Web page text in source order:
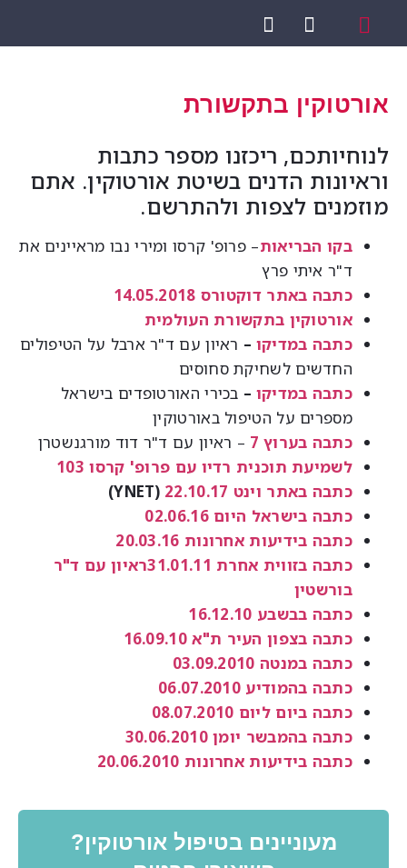
בתקשורת
ריכזנו מספר כתבות
הדנים בשיטת אורטוקין. אתם
לצפות ולהתרשם.
בקו הבריאות– פרופ' קרסו ומירי נבו מראיינים את
ד"ר איתי פרץ
כתבה באתר דוקטורס 14.05.2018
אורטוקין בתקשורת העולמית
כתבה במדיקו–ראיון עם ד"ר ארבל על הטיפולים
החדשים לשחיקת סחוסים
כתבה במדיקו–בכירי האורטופדים בישראל
מספרים על הטיפול באורטוקין
כתבה בערוץ 7
– ראיון עם ד"ר דוד מורגנשטרן
לשמיעת תוכנית רדיו עם פרופ' קרסו 103
כתבה באתר וינט 22.10.17
(YNET)
כתבה בישראל היום 02.06.16
כתבה בידיעות אחרונות 20.03.16
כתבה בזווית אחרת 31.01.11
ראיון עם ד"ר
בורשטין
כתבה בבשבע 16.12.10
כתבה בצפון העיר ת"א 16.09.10
כתבה במנטה 03.09.2010
כתבה בהמודיע 06.07.2010
כתבה ביום ליום 08.07.2010
כתבה בהמבשר יומן 30.06.2010
כתבה בידיעות אחרונות 20.06.2010
מעוניינים בטיפול אורטוקין?